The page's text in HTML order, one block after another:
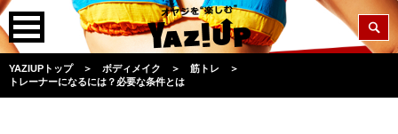
YAZIUPトップ ＞ ボディメイク ＞ 筋トレ
＞
トレーナーになるには？必要な条件とは